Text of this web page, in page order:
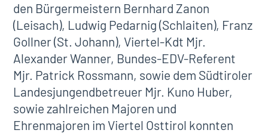
den Bürgermeistern Bernhard Zanon
(Leisach), Ludwig Pedarnig (Schlaiten), Franz
Gollner (St. Johann), Viertel-Kdt Mjr.
Alexander Wanner, Bundes-EDV-Referent
Mjr. Patrick Rossmann, sowie dem Südtiroler
Landesjungendbetreuer Mjr. Kuno Huber,
sowie zahlreichen Majoren und
Ehrenmajoren im Viertel Osttirol konnten